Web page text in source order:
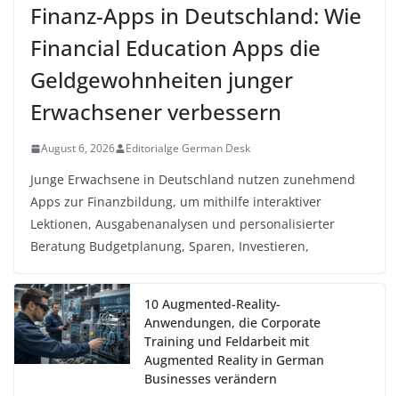
Finanz-Apps in Deutschland: Wie
Financial Education Apps die
Geldgewohnheiten junger
Erwachsener verbessern
August 6, 2026 Editorialge German Desk
Junge Erwachsene in Deutschland nutzen zunehmend
Apps zur Finanzbildung, um mithilfe interaktiver
Lektionen, Ausgabenanalysen und personalisierter
Beratung Budgetplanung, Sparen, Investieren,
10 Augmented-Reality-
Anwendungen, die Corporate
Training und Feldarbeit mit
Augmented Reality in German
Businesses verändern